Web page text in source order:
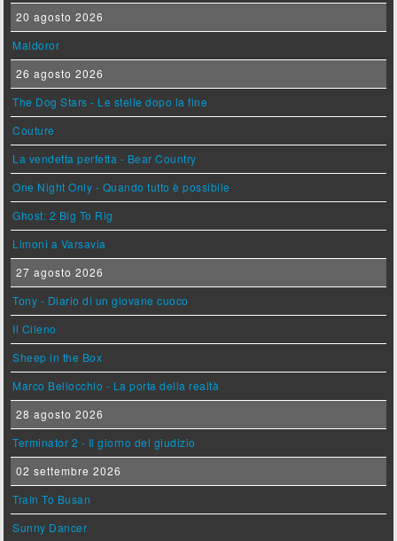
20 agosto 2026
Maldoror
26 agosto 2026
The Dog Stars - Le stelle dopo la fine
Couture
La vendetta perfetta - Bear Country
One Night Only - Quando tutto è possibile
Ghost: 2 Big To Rig
Limoni a Varsavia
27 agosto 2026
Tony - Diario di un giovane cuoco
Il Cileno
Sheep in the Box
Marco Bellocchio - La porta della realtà
28 agosto 2026
Terminator 2 - Il giorno del giudizio
02 settembre 2026
Train To Busan
Sunny Dancer